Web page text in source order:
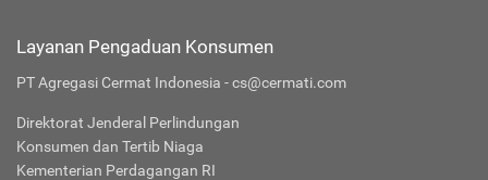
Layanan Pengaduan Konsumen
PT Agregasi Cermat Indonesia - cs@cermati.com
Direktorat Jenderal Perlindungan
Konsumen dan Tertib Niaga
Kementerian Perdagangan RI